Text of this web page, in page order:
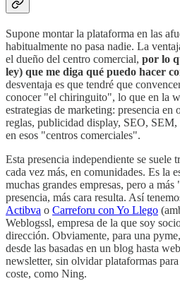
Supone montar la plataforma en las
habitualmente no pasa nadie. La
el dueño del centro comercial, por lo
ley) que me diga qué puedo hacer
desventaja es que tendré que
conocer "el chiringuito", lo que en la
estrategias de marketing: presencia en
reglas, publicidad display, SEO, SEM,
en esos "centros comerciales".
Esta presencia independiente se suele
cada vez más, en comunidades. Es la
muchas grandes empresas, pero a
presencia, más cara resulta. Así
Actibva o Carreforu con Yo Llego
Weblogssl, empresa de la que soy
dirección. Obviamente, para una
desde las basadas en un blog hasta
newsletter, sin olvidar plataformas
coste, como Ning.